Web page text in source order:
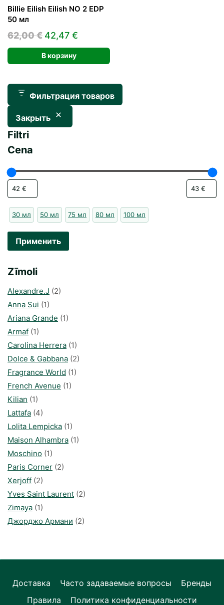
Billie Eilish Eilish NO 2 EDP
50 мл
62,00€ Первоначальная
цена
составляла
42,47 €
цена:
42,47 €.
В корзину
Фильтрация товаров
Закрыть
Filtri
Cena
30 мл 50 мл 75 мл 80 мл 100 мл
Применить
Zīmoli
Alexandre.J (2)
Anna Sui (1)
Ariana Grande (1)
Armaf (1)
Carolina Herrera (1)
Dolce & Gabbana (2)
Fragrance World (1)
French Avenue (1)
Kilian (1)
Lattafa (4)
Lolita Lempicka (1)
Maison Alhambra (1)
Moschino (1)
Paris Corner (2)
Xerjoff (2)
Yves Saint Laurent (2)
Zimaya (1)
Джорджо Армани (2)
Доставка Часто задаваемые вопросы
Бренды
Правила
Политика конфиденциальности